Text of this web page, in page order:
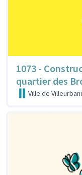
1073 -
quartier des
Ville de